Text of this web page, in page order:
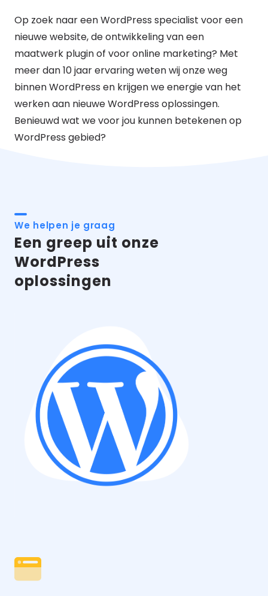
Op zoek naar een WordPress specialist voor een
nieuwe website, de ontwikkeling van een
maatwerk plugin of voor online marketing? Met
meer dan 10 jaar ervaring weten wij onze weg
binnen WordPress en krijgen we energie van het
werken aan nieuwe WordPress oplossingen.
Benieuwd wat we voor jou kunnen betekenen op
WordPress gebied?
We helpen je graag
Een greep uit onze
WordPress
oplossingen